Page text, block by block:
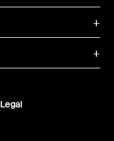
Legal